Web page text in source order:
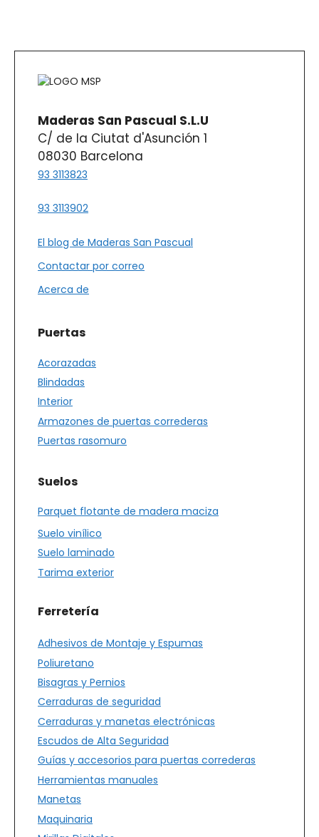
Maderas San Pascual S.L.U
C/ de la Ciutat d'Asunción 1
08030 Barcelona
93 3113823
93 3113902
El blog de Maderas San Pascual
Contactar por correo
Acerca de
Puertas
Acorazadas
Blindadas
Interior
Armazones de puertas correderas
Puertas rasomuro
Suelos
Parquet flotante de madera maciza
Suelo vinílico
Suelo laminado
Tarima exterior
Ferretería
Adhesivos de Montaje y Espumas
Poliuretano
Bisagras y Pernios
Cerraduras de seguridad
Cerraduras y manetas electrónicas
Escudos de Alta Seguridad
Guías y accesorios para puertas correderas
Herramientas manuales
Manetas
Maquinaria